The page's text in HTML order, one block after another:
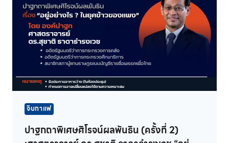
จิบกาแฟ
ปาฐกถาพิเศษศิโรจน์ผลพันธิน (ครั้งที่ 2)